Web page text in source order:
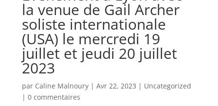
la venue de Gail Archer
soliste internationale
(USA) le mercredi 19
juillet et jeudi 20 juillet
2023
par Caline Malnoury| Avr 22, 2023 | Uncategorized
| 0 commentaires